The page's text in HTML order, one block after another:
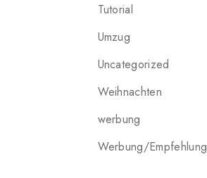
Tutorial
Umzug
Uncategorized
Weihnachten
werbung
Werbung/Empfehlung